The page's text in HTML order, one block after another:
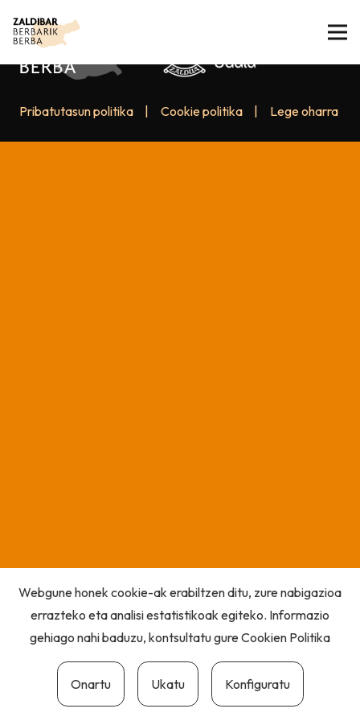
Pribatutasun politika Cookie politika Lege oharra
Webgune honek cookie-ak erabiltzen ditu, zure nabigazioa
errazteko eta analisi estatistikoak egiteko. Informazio
gehiago nahi baduzu, kontsultatu gureCookien Politika
Onartu Ukatu Konfiguratu